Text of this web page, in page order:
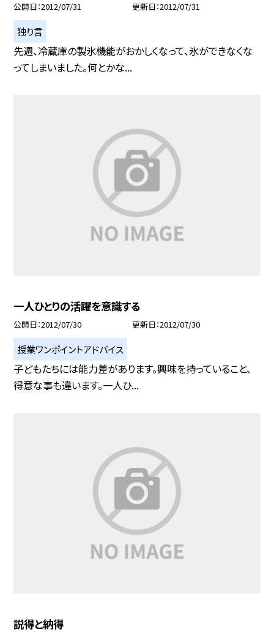
公開日 2012/07/31 更新日 2012/07/31
独り言
先週、冷蔵庫の製氷機能がおかしくなって、氷ができなくな
ってしまいました。何とかな...
一人ひとりの活躍を意識する
公開日 2012/07/30 更新日 2012/07/30
授業ワンポイントアドバイス
子どもたちには能力差があります。興味を持っていること、
得意な事も違います。一人ひ...
説得と納得